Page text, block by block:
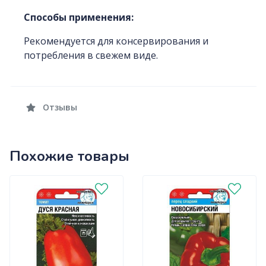
Способы применения:
Рекомендуется для консервирования и
потребления в свежем виде.
Отзывы
Похожие товары